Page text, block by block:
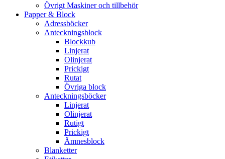
Övrigt Maskiner och tillbehör
Papper & Block
Adressböcker
Anteckningsblock
Blockkub
Linjerat
Olinjerat
Prickigt
Rutat
Övriga block
Anteckningsböcker
Linjerat
Olinjerat
Rutigt
Prickigt
Ämnesblock
Blanketter